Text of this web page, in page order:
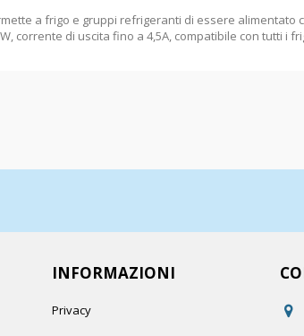
a frigo e gruppi refrigeranti di essere alimentato
corrente di uscita fino a 4,5A, compatibile con tutti i
INFORMAZIONI
Privacy